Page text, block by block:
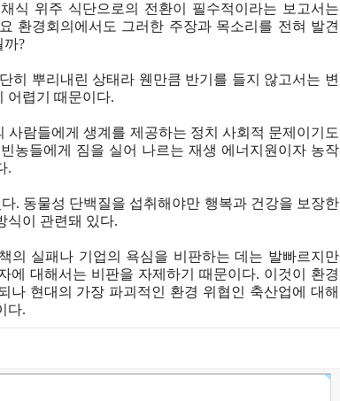
식 위주 식단으로의 전환이 필수적이라는 보고서는
환경회의에서도 그러한 주장과 목소리를 전혀 발견
까?
히 뿌리내린 상태라 웬만큼 반기를 들지 않고서는 변
어렵기 때문이다.
사람들에게 생계를 제공하는 정치 사회적 문제이기도
농들에게 짐을 실어 나르는 재생 에너지원이자 농작
.
. 동물성 단백질을 섭취해야만 행복과 건강을 보장한
식이 관련돼 있다.
의 실패나 기업의 욕심을 비판하는 데는 발빠르지만
에 대해서는 비판을 자제하기 때문이다. 이것이 환경
나 현대의 가장 파괴적인 환경 위협인 축산업에 대해
다.